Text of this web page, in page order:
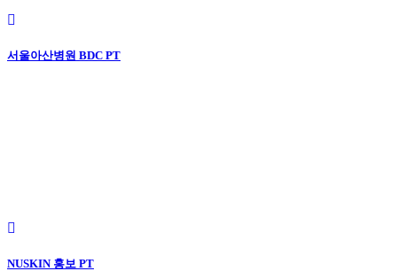
서울아산병원 BDC PT
NUSKIN 홍보 PT